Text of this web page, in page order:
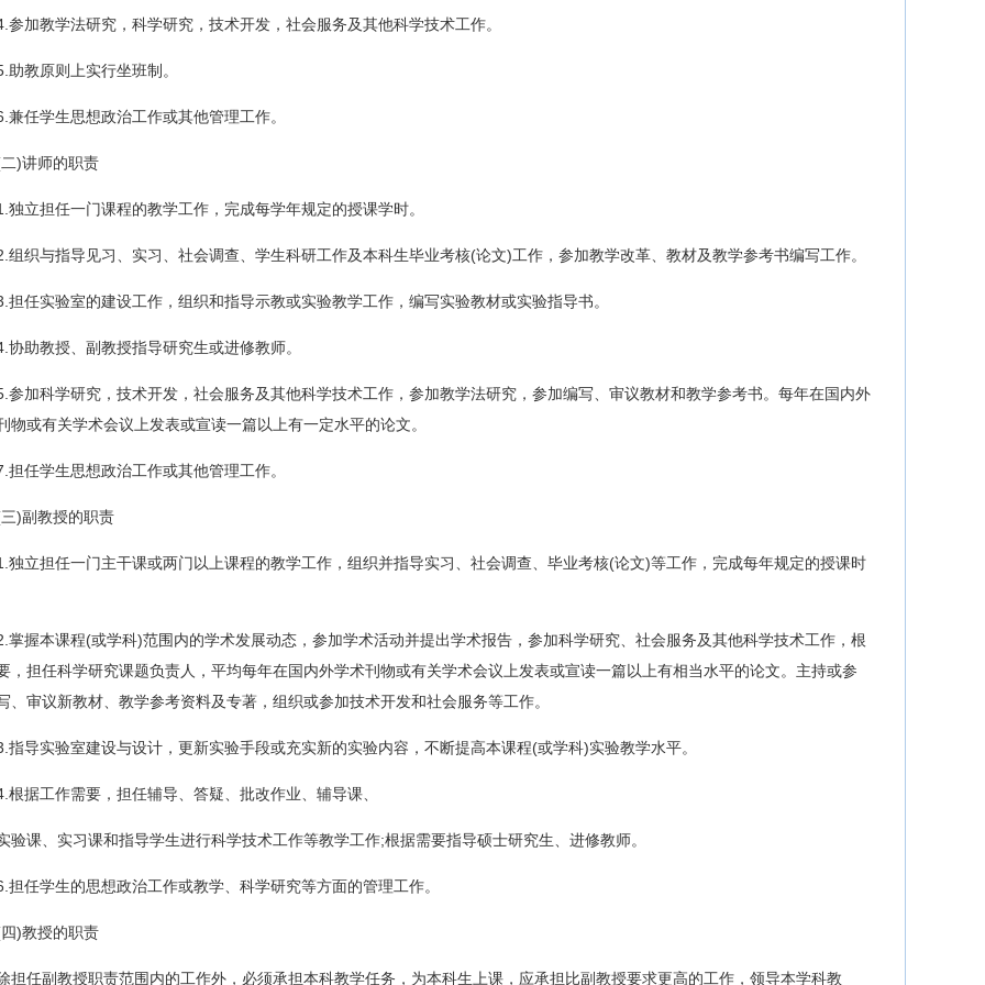
参加教学法研究，科学研究，技术开发，社会服务及其他科学技术工作。
助教原则上实行坐班制。
兼任学生思想政治工作或其他管理工作。
)讲师的职责
独立担任一门课程的教学工作，完成每学年规定的授课学时。
组织与指导见习、实习、社会调查、学生科研工作及本科生毕业考核(论文)工作，参加教学改革、教材及教学参考书编写工作。
担任实验室的建设工作，组织和指导示教或实验教学工作，编写实验教材或实验指导书。
协助教授、副教授指导研究生或进修教师。
参加科学研究，技术开发，社会服务及其他科学技术工作，参加教学法研究，参加编写、审议教材和教学参考书。每年在国内外
物或有关学术会议上发表或宣读一篇以上有一定水平的论文。
担任学生思想政治工作或其他管理工作。
)副教授的职责
独立担任一门主干课或两门以上课程的教学工作，组织并指导实习、社会调查、毕业考核(论文)等工作，完成每年规定的授课时
掌握本课程(或学科)范围内的学术发展动态，参加学术活动并提出学术报告，参加科学研究、社会服务及其他科学技术工作，根
，担任科学研究课题负责人，平均每年在国内外学术刊物或有关学术会议上发表或宣读一篇以上有相当水平的论文。主持或参
、审议新教材、教学参考资料及专著，组织或参加技术开发和社会服务等工作。
指导实验室建设与设计，更新实验手段或充实新的实验内容，不断提高本课程(或学科)实验教学水平。
根据工作需要，担任辅导、答疑、批改作业、辅导课、
验课、实习课和指导学生进行科学技术工作等教学工作;根据需要指导硕士研究生、进修教师。
担任学生的思想政治工作或教学、科学研究等方面的管理工作。
)教授的职责
担任副教授职责范围内的工作外，必须承担本科教学任务，为本科生上课，应承担比副教授要求更高的工作，领导本学科教